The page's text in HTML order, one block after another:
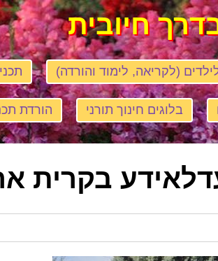
חיובית
(לקריאה, לימוד והורדה)
בלוגים חינוך תורני הורדת
בקרית